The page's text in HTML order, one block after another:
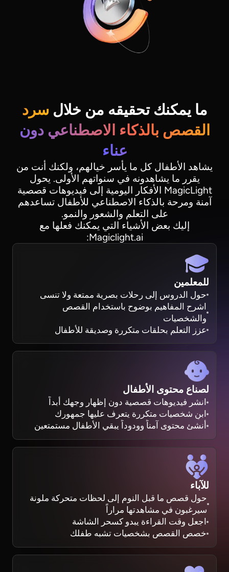
ما يمكنك تحقيقه من خلال سرد
القصص بالذكاء الاصطناعي دون
عناء
يشاهد الأطفال كل ما يأسر خيالهم، ولكنك أنت من
يقرر ما يشاهدونه في سنواتهم الأولى. يحول
MagicLight الأفكار اليومية إلى فيديوهات قصصية
آمنة ومرحة بالذكاء الاصطناعي للأطفال تساعدهم
على التعلم والشعور والنمو.
إليك بعض الأشياء التي يمكنك فعلها مع
Magiclight.ai:
للمعلمين
حول الدروس إلى رحلات بصرية ممتعة ولا تنسى
اشرح المفاهيم بوضوح باستخدام القصص
والشخصيات
عزز التعلم بحلقات متكررة وصديقة للأطفال
لصناع محتوى الأطفال
انشر فيديوهات قصصية دون إظهار وجهك أبداً
ابنِ شخصيات متكررة يتعرف عليها جمهورك
أنشئ محتوى آمناً وودوداً يبقي الأطفال مستمتعين
للآباء
حول قصص ما قبل النوم إلى لحظات متحركة ملونة
سيرغبون في مشاهدتها مراراً
اجعل وقت القراءة يبدو كسحر الشاشة
خصص القصص بشخصيات تشبه طفلك